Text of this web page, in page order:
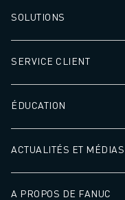
SOLUTIONS
SERVICE CLIENT
ÉDUCATION
ACTUALITÉS ET MÉDIAS
A PROPOS DE FANUC